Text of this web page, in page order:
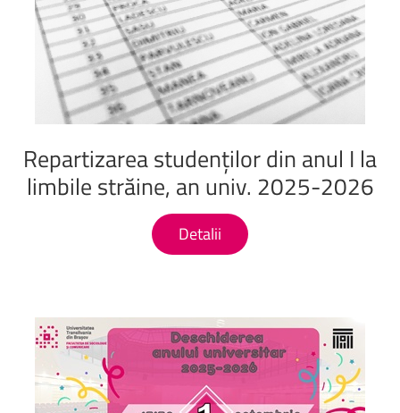
Repartizareastudențilordin anul I la
limbile străine, an univ. 2025-2026
Detalii